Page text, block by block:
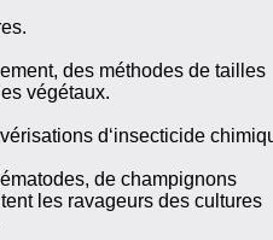
des méthodes de tailles
végétaux.
d‘insecticide
de champignons
les ravageurs des cultures